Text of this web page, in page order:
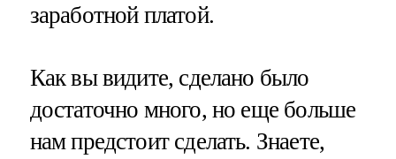
заработной платой.
Как вы видите, сделано было
достаточно много, но еще больше
нам предстоит сделать. Знаете,